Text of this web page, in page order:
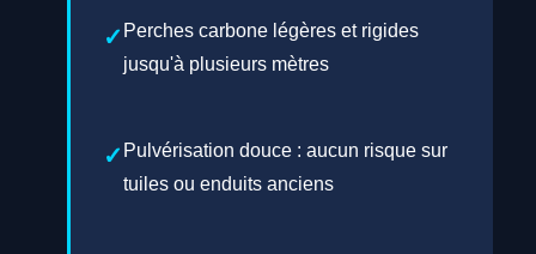
Perches carbone légères et rigides
jusqu'à plusieurs mètres
Pulvérisation douce : aucun risque sur
tuiles ou enduits anciens